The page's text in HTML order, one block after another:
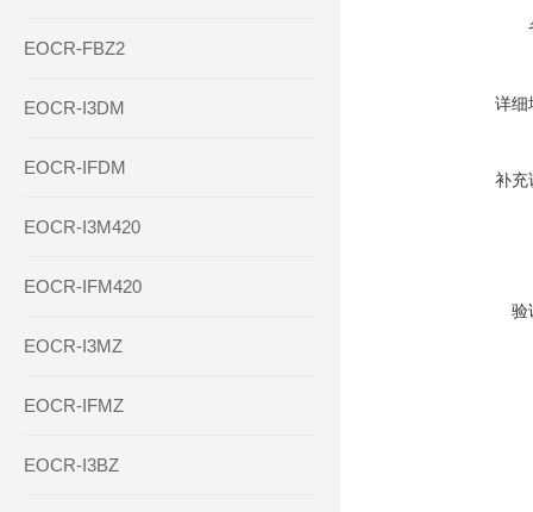
EOCR-FBZ2
EOCR-I3DM
EOCR-IFDM
EOCR-I3M420
EOCR-IFM420
EOCR-I3MZ
EOCR-IFMZ
EOCR-I3BZ
详细
补充
验